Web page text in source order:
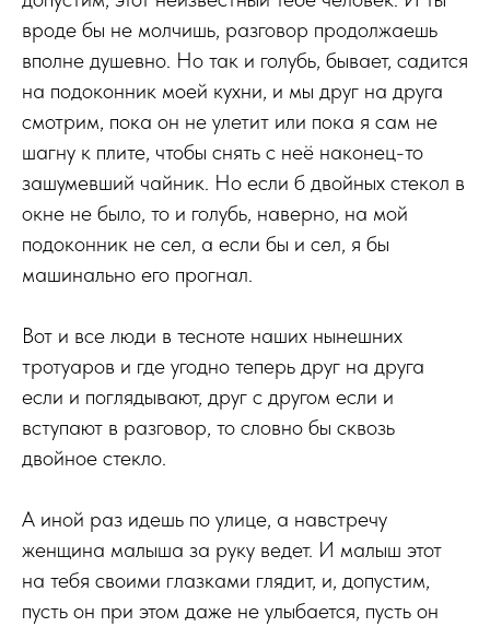
вроде бы не молчишь, разговор продолжаешь
вполне душевно. Но так и голубь, бывает, садится
на подоконник моей кухни, и мы друг на друга
смотрим, пока он не улетит или пока я сам не
шагну к плите, чтобы снять с неё наконец-то
зашумевший чайник. Но если б двойных стекол в
окне не было, то и голубь, наверно, на мой
подоконник не сел, а если бы и сел, я бы
машинально его прогнал.
Вот и все люди в тесноте наших нынешних
тротуаров и где угодно теперь друг на друга
если и поглядывают, друг с другом если и
вступают в разговор, то словно бы сквозь
двойное стекло.
А иной раз идешь по улице, а навстречу
женщина малыша за руку ведет. И малыш этот
на тебя своими глазками глядит, и, допустим,
пусть он при этом даже не улыбается, пусть он